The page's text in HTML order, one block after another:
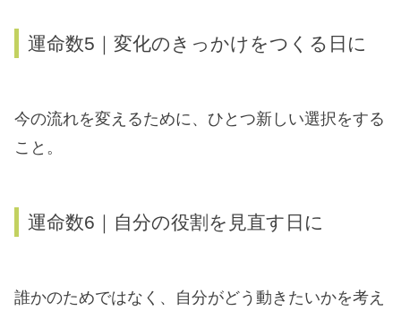
運命数5｜変化のきっかけをつくる日に
今の流れを変えるために、ひとつ新しい選択をする
こと。
運命数6｜自分の役割を見直す日に
誰かのためではなく、自分がどう動きたいかを考え